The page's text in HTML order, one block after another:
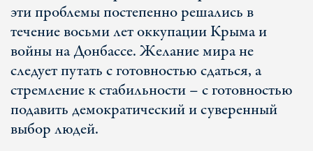
эти проблемы постепенно решались в
течение восьми лет оккупации Крыма и
войны на Донбассе. Желание мира не
следует путать с готовностью сдаться, а
стремление к стабильности – с готовностью
подавить демократический и суверенный
выбор людей.